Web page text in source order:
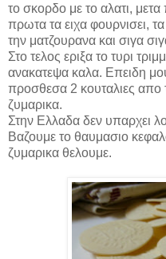
το σκορδο με το αλατι,
πρωτα τα ειχα φουρνισει,
την ματζουρανα και σιγα
Στο τελος εριξα το τυρι
ανακατεψα καλα. Επειδη
προσθεσα 2 κουταλιες απο
ζυμαρικα.
Στην Ελλαδα δεν υπαρχει
Βαζουμε το θαυμασιο
ζυμαρικα θελουμε.